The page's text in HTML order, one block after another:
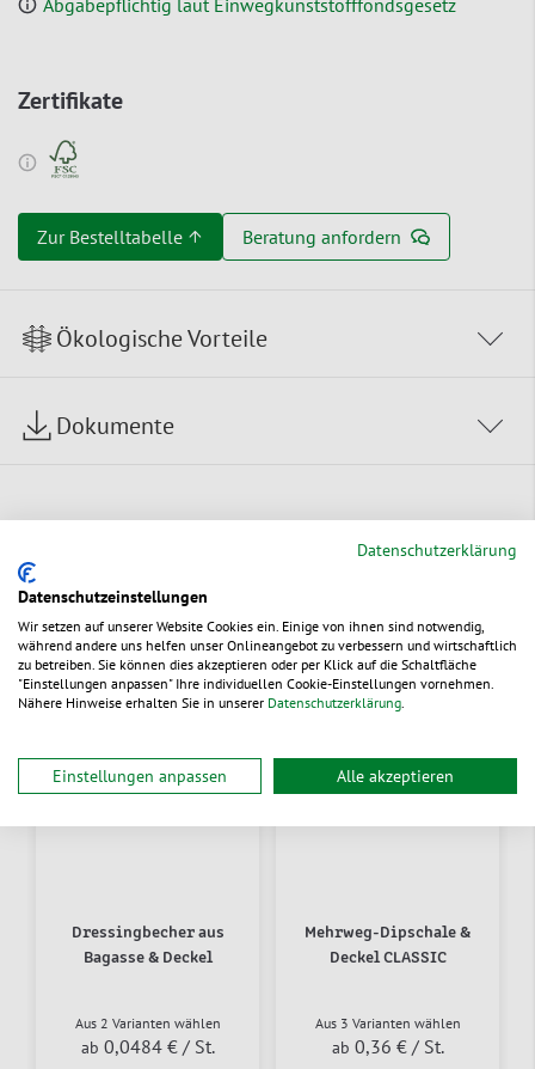
Zertifikate
Zur Bestelltabelle ↑ Beratung anfordern
Ökologische Vorteile
Dokumente
Dressingbecher aus
Bagasse & Deckel
Aus 2 Varianten wählen
ab 0,0484 € / St.
neu
Mehrweg-Dipschale &
Deckel CLASSIC
Aus 3 Varianten wählen
ab 0,36 € / St.
Datenschutzerklärung
Datenschutzeinstellungen
Wir setzen auf unserer Website Cookies ein. Einige von ihnen sind notwendig,
während andere uns helfen unser Onlineangebot zu verbessern und wirtschaftlich
zu betreiben. Sie können dies akzeptieren oder per Klick auf die Schaltfläche
"Einstellungen anpassen" Ihre individuellen Cookie-Einstellungen vornehmen.
Nähere Hinweise erhalten Sie in unserer Datenschutzerklärung.
Einstellungen anpassen Alle akzeptieren